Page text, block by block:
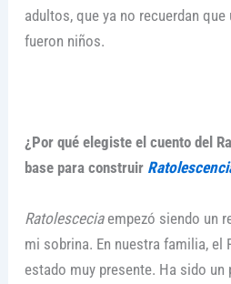
adultos, que ya no recuerdan
fueron niños.
¿Por qué elegiste el cuento del
base para construir
Ratolesceciaempezó siendo un
mi sobrina. En nuestra familia, el
estado muy presente. Ha sido un